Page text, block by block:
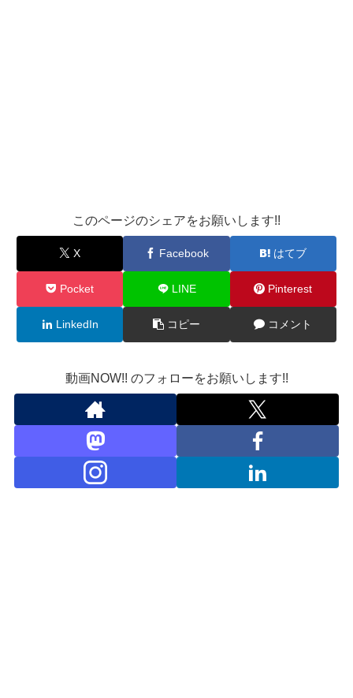
このページのシェアをお願いします!!
X Facebook はてブ
Pocket LINE Pinterest
LinkedIn コピー コメント
動画NOW!! のフォローをお願いします!!